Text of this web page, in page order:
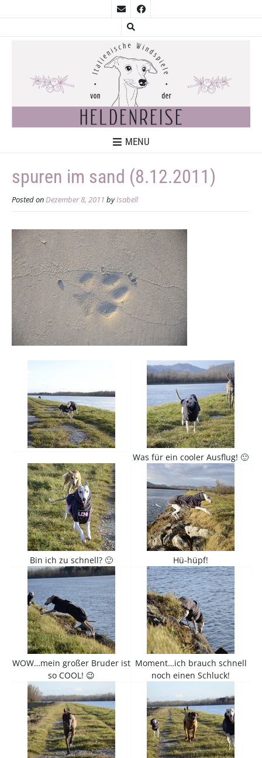
MENU
spuren im sand (8.12.2011)
Posted onDezember 8, 2011 byIsabell
Was für ein cooler Ausflug! 🙂
Bin ich zu schnell? 🙂 Hü-hüpf!
WOW…mein großer Bruder ist
so COOL! 😉
Moment…ich brauch schnell
noch einen Schluck!